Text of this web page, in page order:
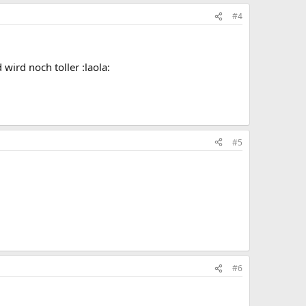
#4
wird noch toller :laola:
#5
#6